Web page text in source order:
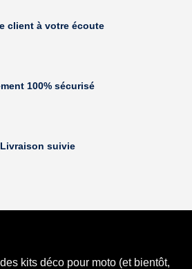
client à votre écoute
100% sécurisé
Livraison suivie
kits déco pour moto (et bientôt,